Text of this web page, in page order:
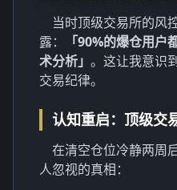
当时顶级交易所的风
露：
「90%的爆仓用
术分析」 。这让我意识
交易纪律。
认知重启：顶级交
在清空仓位冷静两周
人忽视的真相：